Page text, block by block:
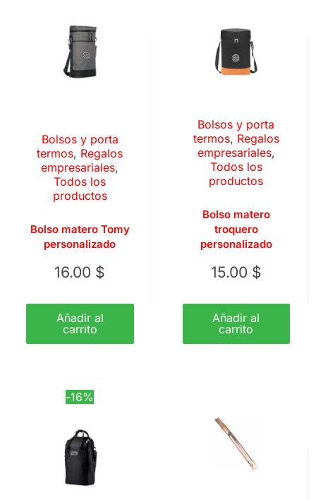
Bolsos y porta
termos, Regalos
empresariales,
Todos los
productos
Bolso matero Tomy
personalizado
16.00 $
Añadir al
carrito
Bolsos y porta
termos, Regalos
empresariales,
Todos los
productos
Bolso matero
troquero
personalizado
15.00 $
Añadir al
carrito
-16%